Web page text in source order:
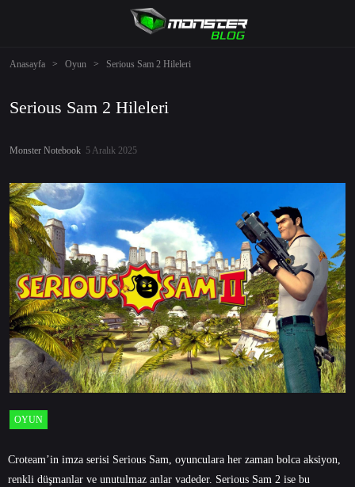
Anasayfa > Oyun > Serious Sam 2 Hileleri
Serious Sam 2 Hileleri
Monster Notebook 5 Aralık 2025
OYUN
Croteam’in imza serisi Serious Sam, oyunculara her zaman bolca aksiyon,
renkli düşmanlar ve unutulmaz anlar vadeder. Serious Sam 2 ise bu